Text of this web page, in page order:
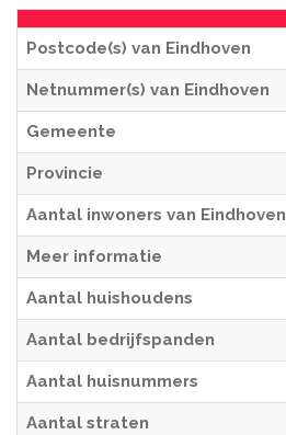
Postcode(s) van Eindhoven
Netnummer(s) van Eindhoven
Gemeente
Provincie
Aantal inwoners van Eindhoven
Meer informatie
Aantal huishoudens
Aantal bedrijfspanden
Aantal huisnummers
Aantal straten